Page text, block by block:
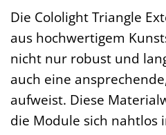
Die Cololight Triangle
aus hochwertigem
nicht nur robust und
auch eine
aufweist. Diese
die Module sich nahtlos